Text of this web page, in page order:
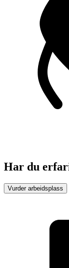
Har du
Vurder arbeidsplass